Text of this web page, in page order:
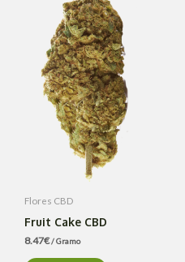
Flores CBD
Fruit Cake CBD
8.47€/ Gramo